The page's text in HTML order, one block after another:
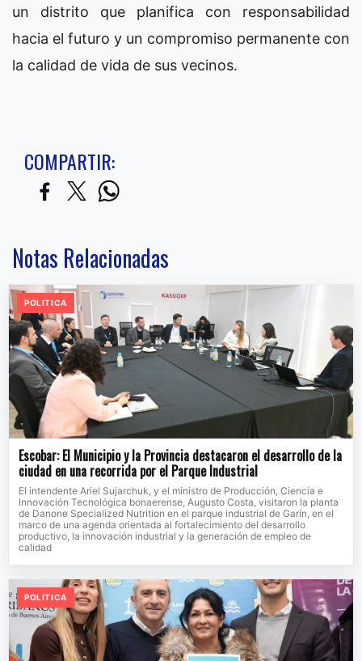
un distrito que planifica con responsabilidad
hacia el futuro y un compromiso permanente con
la calidad de vida de sus vecinos.
COMPARTIR:
Notas Relacionadas
POLITICA
Escobar: El Municipio y la Provincia destacaron el desarrollo de la
ciudad en una recorrida por el Parque Industrial
El intendente Ariel Sujarchuk, y el ministro de Producción, Ciencia e
Innovación Tecnológica bonaerense, Augusto Costa, visitaron la planta
de Danone Specialized Nutrition en el parque industrial de Garín, en el
marco de una agenda orientada al fortalecimiento del desarrollo
productivo, la innovación industrial y la generación de empleo de
calidad
POLITICA